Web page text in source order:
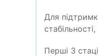
Для
Перші 3